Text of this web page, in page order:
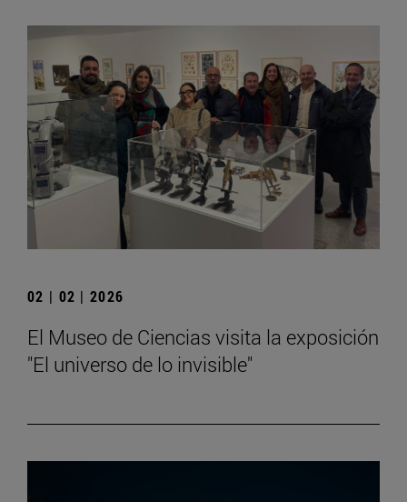
02 | 02 | 2026
El Museo de Ciencias visita la exposición
"El universo de lo invisible"